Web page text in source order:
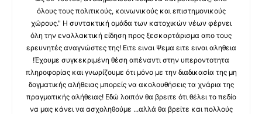
όλους τους πολιτικούς, κοινωνικούς και επιστημονικούς
χώρους." Η συντακτική ομάδα των κατοχικών νέων φέρνει
όλη την εναλλακτική είδηση προς ξεσκαρτάρισμα απο τους
ερευνητές αναγνώστες της! Ειτε ειναι Ψεμα ειτε ειναι αληθεια
!Έχουμε συγκεκριμένη θέση απέναντι στην υπεροντοτητα
πληροφορίας και γνωρίζουμε ότι μόνο με την διαδικασία της μη
δογματικής αλήθειας μπορείς να ακολουθήσεις τα χνάρια της
πραγματικής αλήθειας! Εδώ λοιπόν θα βρειτε ότι θέλει το πεδίο
να μας κάνει να ασχοληθούμε ...αλλά θα βρείτε και πολλούς